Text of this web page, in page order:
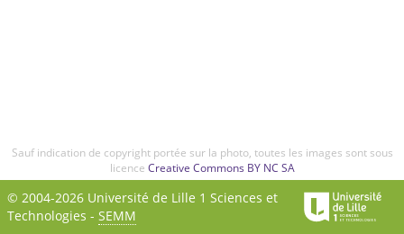
Sauf indication de copyright portée sur la photo, toutes les images sont sous
licence Creative Commons BY NC SA
© 2004-2026 Université de Lille 1 Sciences et
Technologies - SEMM